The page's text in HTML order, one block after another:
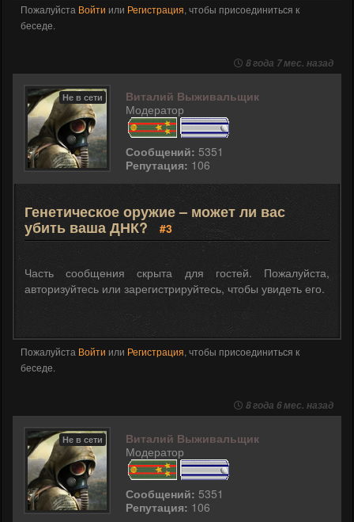
Пожалуйста Войти или Регистрация, чтобы присоединиться к
беседе.
8 года 7 мес. назад
Не в сети
Виталий Выживальщик
Модератор
Сообщений: 5351
Репутация: 106
Генетическое оружие – может ли вас
убить ваша ДНК? #3
Часть сообщения скрыта для гостей. Пожалуйста,
авторизуйтесь или зарегистрируйтесь, чтобы увидеть его.
Пожалуйста Войти или Регистрация, чтобы присоединиться к
беседе.
8 года 6 мес. назад
Не в сети
Виталий Выживальщик
Модератор
Сообщений: 5351
Репутация: 106